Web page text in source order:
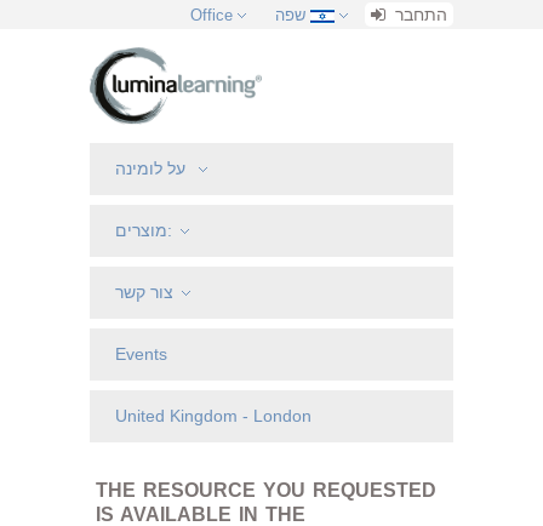
Office שפה התחבר
מוצרים:
צור קשר
Events
United Kingdom - London
THE RESOURCE YOU REQUESTED
IS AVAILABLE IN THE